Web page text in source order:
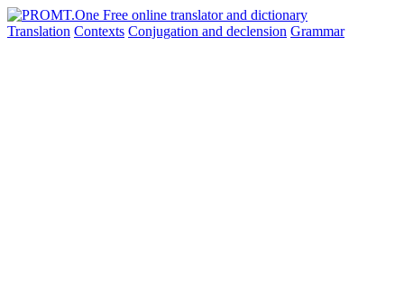
Translation Contexts Conjugation and declension Grammar